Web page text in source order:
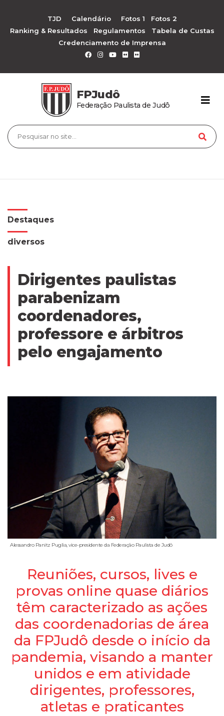
TJD Calendário Fotos 1
Fotos 2
Ranking & Resultados
Regulamentos
Tabela de Custas
Credenciamento de Imprensa
FPJudô
Federação Paulista de Judô
Destaques
diversos
Dirigentes paulistas
parabenizam
coordenadores,
professore e árbitros
pelo engajamento
Alessandro Panitz Puglia, vice-presidente da Federação Paulista de Judô
Reuniões, cursos, lives e
provas online quase diários
têm caracterizado as ações
das coordenadorias de área
da FPJudô desde o início da
pandemia, visando a manter
unidos e em atividade
dirigentes, professores,
atletas e praticantes